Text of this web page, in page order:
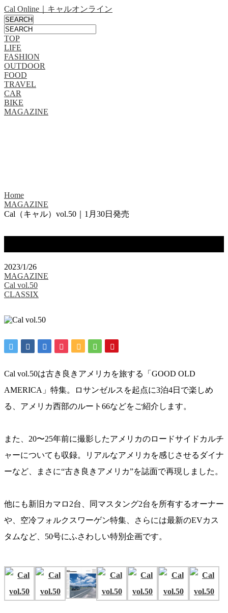
Cal Online｜キャルオンライン
TOP
LIFE
FASHION
OUTDOOR
FOOD
TRAVEL
CAR
BIKE
MAGAZINE
Home
MAGAZINE
Cal（キャル）vol.50｜1月30日発売
2023/1/26
MAGAZINE
Cal vol.50
CLASSIX
Cal vol.50は古き良きアメリカを旅する「GOOD OLD
AMERICA」特集。ロサンゼルスを起点に3泊4日で楽しめ
る、アメリカ西部のルート66などをご紹介します。
また、20〜25年前に撮影したアメリカのロードサイドカルチ
ャーについても収録。リアルなアメリカを感じさせるダイナ
ーなど、まさに“古き良きアメリカ”を誌面で再現しました。
他にも新旧カマロ2台、同マスタング2台を所有するオーナー
や、空冷フォルクスワーゲン特集、さらには最新のEVカス
タムなど、50号にふさわしい特別企画です。